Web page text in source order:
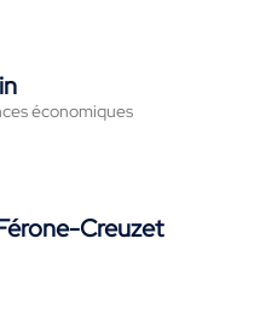
économiques
Creuzet